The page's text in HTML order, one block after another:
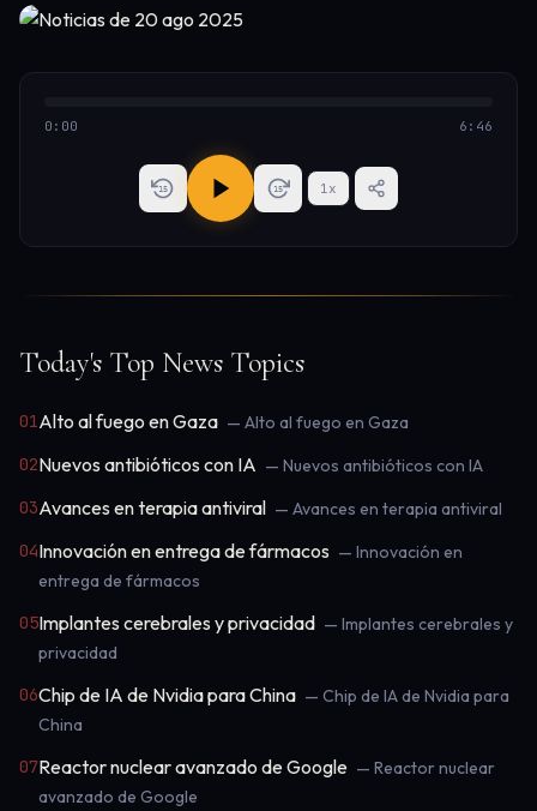
0:00 6:46
15 15 1x
Today's Top News Topics
01Alto al fuego en Gaza — Alto al fuego en Gaza
02Nuevos antibióticos con IA — Nuevos antibióticos con IA
03Avances en terapia antiviral — Avances en terapia antiviral
04Innovación en entrega de fármacos — Innovación en
entrega de fármacos
05Implantes cerebrales y privacidad — Implantes cerebrales y
privacidad
06Chip de IA de Nvidia para China — Chip de IA de Nvidia para
China
07Reactor nuclear avanzado de Google — Reactor nuclear
avanzado de Google